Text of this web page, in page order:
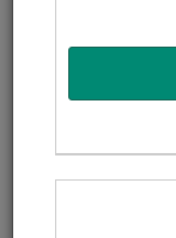
En otras palabras,